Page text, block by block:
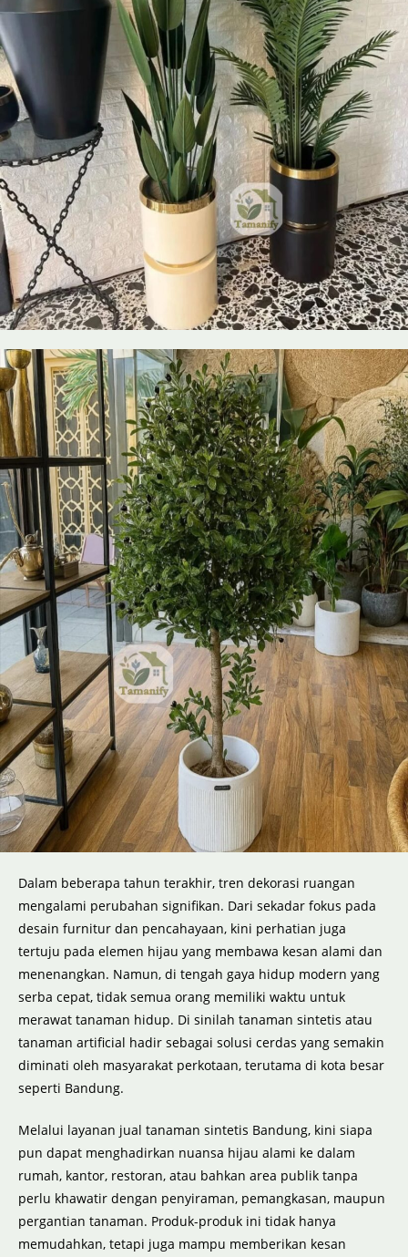
Dalam beberapa tahun terakhir, tren dekorasi ruangan
mengalami perubahan signifikan. Dari sekadar fokus pada
desain furnitur dan pencahayaan, kini perhatian juga
tertuju pada elemen hijau yang membawa kesan alami dan
menenangkan. Namun, di tengah gaya hidup modern yang
serba cepat, tidak semua orang memiliki waktu untuk
merawat tanaman hidup. Di sinilah tanaman sintetis atau
tanaman artificial hadir sebagai solusi cerdas yang semakin
diminati oleh masyarakat perkotaan, terutama di kota besar
seperti Bandung.
Melalui layanan jual tanaman sintetis Bandung, kini siapa
pun dapat menghadirkan nuansa hijau alami ke dalam
rumah, kantor, restoran, atau bahkan area publik tanpa
perlu khawatir dengan penyiraman, pemangkasan, maupun
pergantian tanaman. Produk-produk ini tidak hanya
memudahkan, tetapi juga mampu memberikan kesan